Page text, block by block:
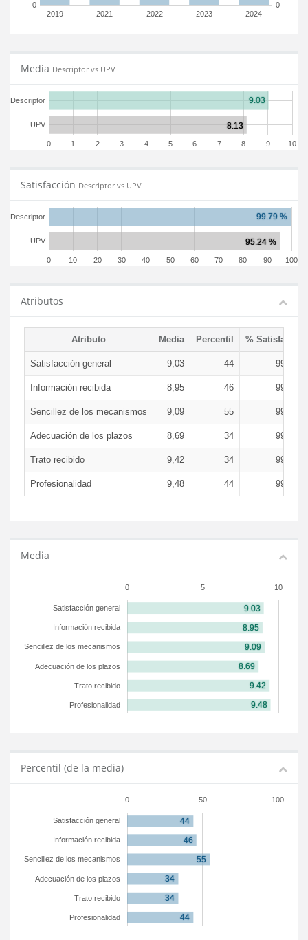
2019 2021 2022 2023 2024
0 0
Media Descriptor vs UPV
0 1 2 3 4 5 6 7 8 9 10
UPV
Descriptor
Satisfacción Descriptor vs UPV
0 10 20 30 40 50 60 70 80 90 100
UPV
Descriptor
Atributos
Atributo Media Percentil % Satisfacción
Satisfacción general 9,03 44 99,79 %
Información recibida 8,95 46 99,79 %
Sencillez de los mecanismos 9,09 55 99,79 %
Adecuación de los plazos 8,69 34 99,69 %
Trato recibido 9,42 34 99,79 %
Profesionalidad 9,48 44 99,89 %
Media
0 5 10
Satisfacción general
Información recibida
Sencillez de los mecanismos
Adecuación de los plazos
Trato recibido
Profesionalidad
Percentil (de la media)
0 50 100
Satisfacción general
Información recibida
Sencillez de los mecanismos
Adecuación de los plazos
Trato recibido
Profesionalidad